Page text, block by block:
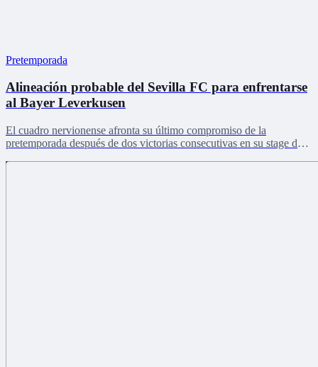
Pretemporada
Alineación probable del Sevilla FC para enfrentarse
al Bayer Leverkusen
El cuadro nervionense afronta su último compromiso de la
pretemporada después de dos victorias consecutivas en su stage de